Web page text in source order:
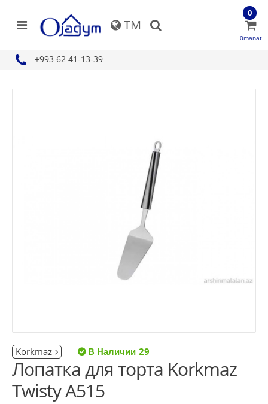
TM
+993 62 41-13-39
0
0manat
Korkmaz 29
Лопатка для торта Korkmaz
Twisty A515